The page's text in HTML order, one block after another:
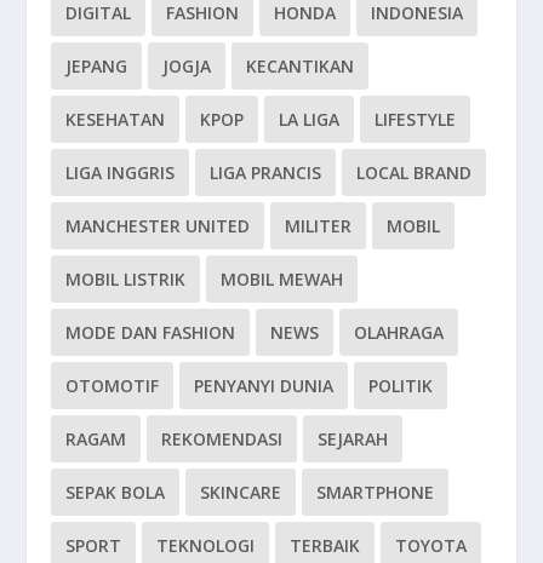
DIGITAL FASHION HONDA INDONESIA
JEPANG JOGJA KECANTIKAN
KESEHATAN KPOP LA LIGA LIFESTYLE
LIGA INGGRIS LIGA PRANCIS LOCAL BRAND
MANCHESTER UNITED MILITER MOBIL
MOBIL LISTRIK MOBIL MEWAH
MODE DAN FASHION NEWS OLAHRAGA
OTOMOTIF PENYANYI DUNIA POLITIK
RAGAM REKOMENDASI SEJARAH
SEPAK BOLA SKINCARE SMARTPHONE
SPORT TEKNOLOGI TERBAIK TOYOTA